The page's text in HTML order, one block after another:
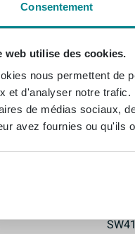
Consentement
web utilise des cookies.
nous permettent de
et d'analyser notre
de médias sociaux,
avez fournies ou qu'ils
à entretenir